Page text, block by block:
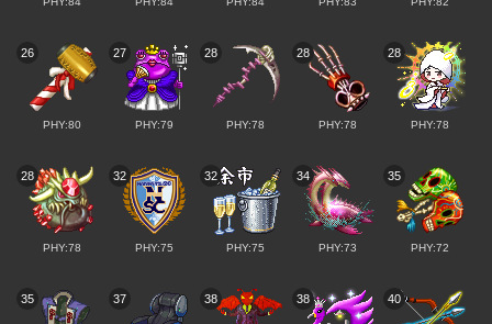
26
PHY:80
27
PHY:79
28
PHY:78
28
PHY:78
28
PHY:78
28
PHY:78
32
PHY:75
32
PHY:75
34
PHY:73
35
PHY:72
35 37 38 38 40